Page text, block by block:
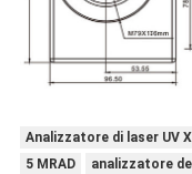
Analizzatore di laser UV
5 MRAD
analizzatore